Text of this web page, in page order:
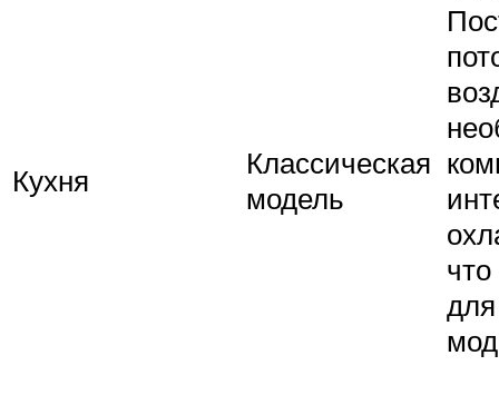
Кухня
Классическая
модель